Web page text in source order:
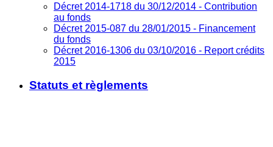
Décret 2014-1718 du 30/12/2014 - Contribution
au fonds
Décret 2015-087 du 28/01/2015 - Financement
du fonds
Décret 2016-1306 du 03/10/2016 - Report crédits
2015
Statuts et règlements